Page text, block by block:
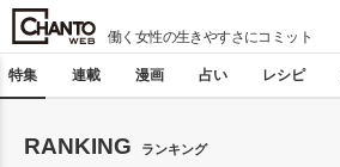
働く女性の生きやすさにコミット
特集 連載 漫画 占い レシピ
RANKING ランキング